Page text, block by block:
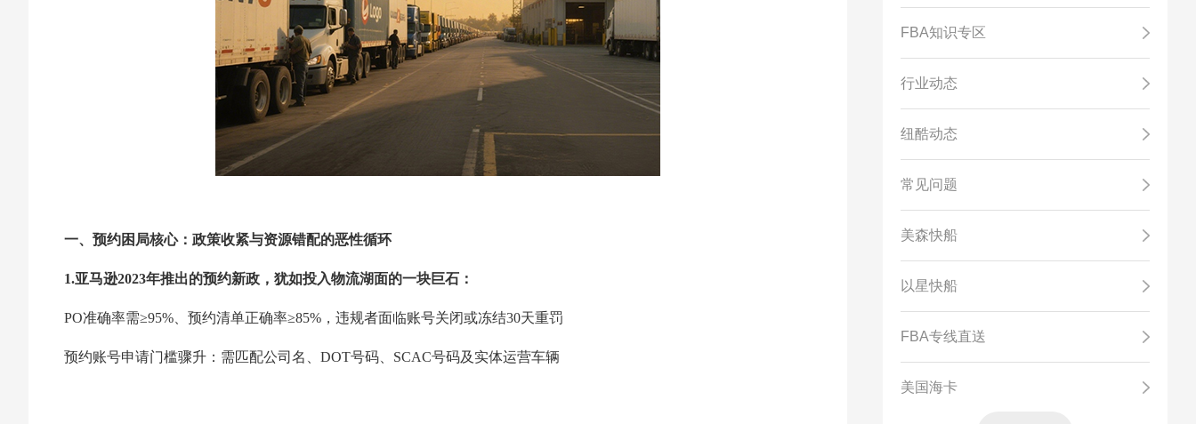
一、预约困局核心：政策收紧与资源错配的恶性循环
1.亚马逊2023年推出的预约新政，犹如投入物流湖面的一块巨石：
PO准确率需≥95%、预约清单正确率≥85%，违规者面临账号关闭或冻结30天重罚
预约账号申请门槛骤升：需匹配公司名、DOT号码、SCAC号码及实体运营车辆
FBA知识专区
行业动态
纽酷动态
常见问题
美森快船
以星快船
FBA专线直送
美国海卡